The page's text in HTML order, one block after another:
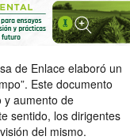
de Enlace elaboró un
Este documento
y aumento de
sentido, los dirigentes
del mismo.